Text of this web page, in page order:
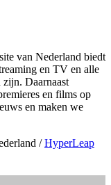
van Nederland biedt
en TV en alle
Daarnaast
en films op
en maken we
/HyperLeap